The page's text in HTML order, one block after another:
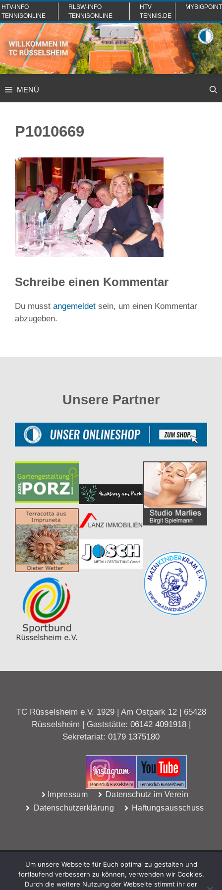
Zum
Inhalt
springen
HTV-INFO
TENNISONLINE
RLSW-INFO
TENNISONLINE
HTV
TENNIS.DE
MYBIGPOINT
MENÜ
P1010669
Schreibe einen Kommentar
Du musst angemeldet sein, um einen Kommentar
abzugeben.
Unsere Partner
TC Rüsselsheim e.V. 1929 | Am Ostpark 12 | 65428
Rüsselsheim | Gaststätte: 06142 4091918|
Sekretariat: 0179 1375180
Impressum
Datenschutz im Verein
Datenschutzerklärung
Haftungsausschuss
Um unsere Webseite für Euch optimal zu gestalten und
fortlaufend verbessern zu können, verwenden wir Cookies.
Durch die weitere Nutzung der Webseite stimmt ihr der